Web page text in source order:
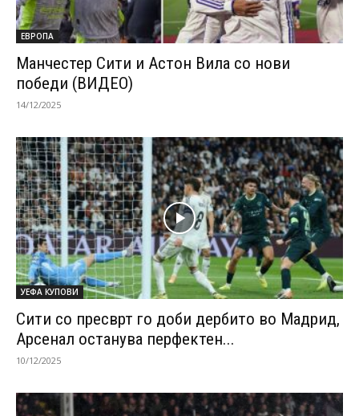
ЕВРОПА
Манчестер Сити и Астон Вила со нови
победи (ВИДЕО)
14/12/2025
УЕФА КУПОВИ
Сити со пресврт го доби дербито во Мадрид,
Арсенал останува перфектен...
10/12/2025